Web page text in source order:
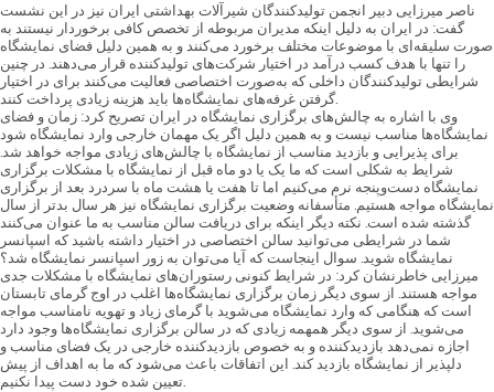
ناصر میرزایی دبیر انجمن تولیدکنندگان شیرآلات بهداشتی ایران نیز در این نشست
گفت: در ایران به دلیل اینکه مدیران مربوطه از تخصص کافی برخوردار نیستند به
صورت سلیقه‌ای با موضوعات مختلف برخورد می‌کنند و به همین دلیل فضای نمایشگاه
را تنها با هدف کسب درآمد در اختیار شرکت‌های تولیدکننده قرار می‌دهند. در چنین
شرایطی تولیدکنندگان داخلی که به‌صورت اختصاصی فعالیت می‌کنند برای در اختیار
گرفتن غرفه‌های نمایشگاه‌ها باید هزینه زیادی پرداخت کنند.
وی با اشاره به چالش‌های برگزاری نمایشگاه در ایران تصریح کرد: زمان و فضای
نمایشگاه‌ها مناسب نیست و به همین دلیل اگر یک مهمان خارجی وارد نمایشگاه شود
برای پذیرایی و بازدید مناسب از نمایشگاه با چالش‌های زیادی مواجه خواهد شد.
شرایط به شکلی است که ما یک یا دو ماه قبل از نمایشگاه با مشکلات برگزاری
نمایشگاه دست‌وپنجه نرم می‌کنیم اما تا هفت یا هشت ماه با سردرد بعد از برگزاری
نمایشگاه مواجه هستیم. متأسفانه وضعیت برگزاری نمایشگاه نیز هر سال بدتر از سال
گذشته شده است. نکته دیگر اینکه برای دریافت سالن مناسب به ما عنوان می‌کنند
شما در شرایطی می‌توانید سالن اختصاصی در اختیار داشته باشید که اسپانسر
نمایشگاه شوید. سوال اینجاست که آیا می‌توان به زور اسپانسر نمایشگاه شد؟
میرزایی خاطرنشان کرد: در شرایط کنونی رستوران‌های نمایشگاه با مشکلات جدی
مواجه هستند. از سوی دیگر زمان برگزاری نمایشگاه‌ها اغلب در اوج گرمای تابستان
است که هنگامی که وارد نمایشگاه می‌شوید با گرمای زیاد و تهویه نامناسب مواجه
می‌شوید. از سوی دیگر همهمه زیادی که در سالن برگزاری نمایشگاه‌ها وجود دارد
اجازه نمی‌دهد بازدیدکننده و به خصوص بازدیدکننده خارجی در یک فضای مناسب و
دلپذیر از نمایشگاه بازدید کند. این اتفاقات باعث می‌شود که ما به اهداف از پیش
تعیین شده خود دست پیدا نکنیم.